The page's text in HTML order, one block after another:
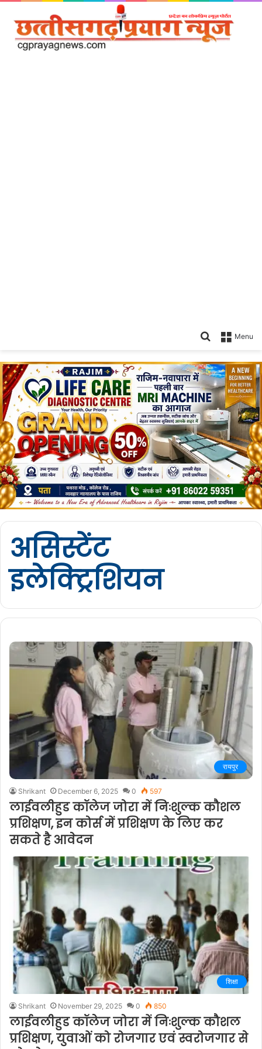
Menu
Search
असिस्टेंट
इलेक्ट्रिशियन
रायपुर
Shrikant December 6, 2025 0 597
लाईवलीहुड कॉलेज जोरा में निःशुल्क कौशल
प्रशिक्षण, इन कोर्स में प्रशिक्षण के लिए कर
सकते है आवेदन
शिक्षा
Shrikant November 29, 2025 0 850
लाईवलीहुड कॉलेज जोरा में निःशुल्क कौशल
प्रशिक्षण, युवाओं को रोजगार एवं स्वरोजगार से